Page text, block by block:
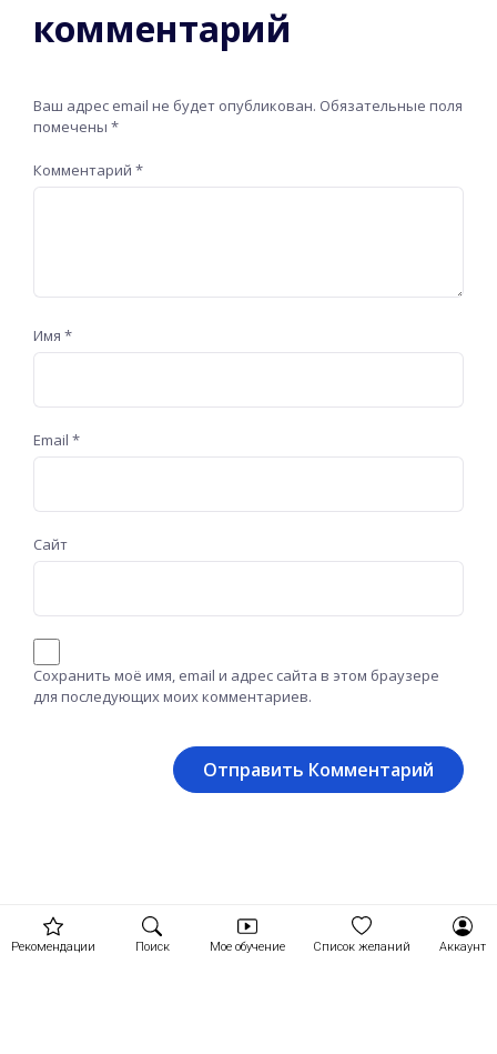
комментарий
Ваш адрес email не будет опубликован. Обязательные поля
помечены *
Комментарий *
Имя *
Email *
Сайт
Сохранить моё имя, email и адрес сайта в этом браузере
для последующих моих комментариев.
Рекомендации Поиск Мое обучение Список желаний Аккаунт